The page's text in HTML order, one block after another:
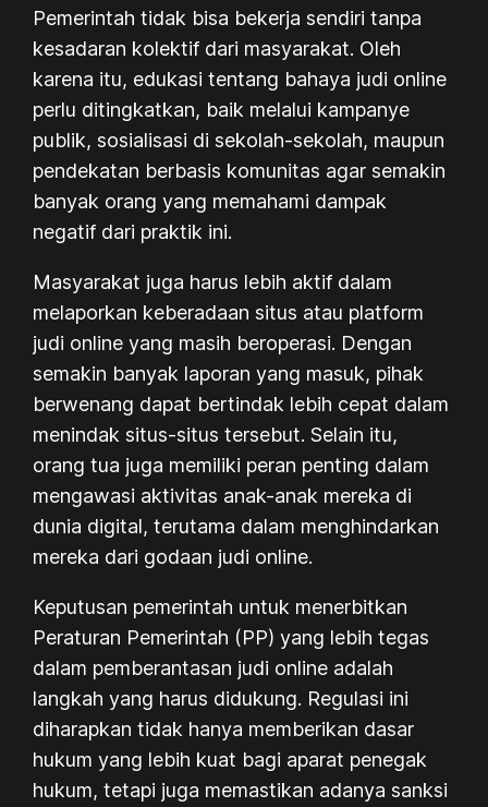
Pemerintah tidak bisa bekerja sendiri tanpa
kesadaran kolektif dari masyarakat. Oleh
karena itu, edukasi tentang bahaya judi online
perlu ditingkatkan, baik melalui kampanye
publik, sosialisasi di sekolah-sekolah, maupun
pendekatan berbasis komunitas agar semakin
banyak orang yang memahami dampak
negatif dari praktik ini.
Masyarakat juga harus lebih aktif dalam
melaporkan keberadaan situs atau platform
judi online yang masih beroperasi. Dengan
semakin banyak laporan yang masuk, pihak
berwenang dapat bertindak lebih cepat dalam
menindak situs-situs tersebut. Selain itu,
orang tua juga memiliki peran penting dalam
mengawasi aktivitas anak-anak mereka di
dunia digital, terutama dalam menghindarkan
mereka dari godaan judi online.
Keputusan pemerintah untuk menerbitkan
Peraturan Pemerintah (PP) yang lebih tegas
dalam pemberantasan judi online adalah
langkah yang harus didukung. Regulasi ini
diharapkan tidak hanya memberikan dasar
hukum yang lebih kuat bagi aparat penegak
hukum, tetapi juga memastikan adanya sanksi